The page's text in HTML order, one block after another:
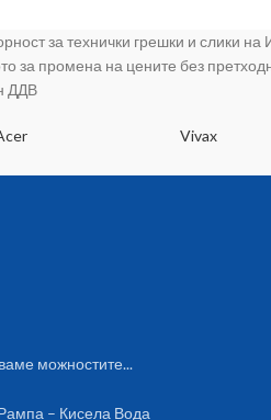
за технички грешки и слики
за промена на цените без
ДДВ
Vivax
можностите...
– Кисела Вода